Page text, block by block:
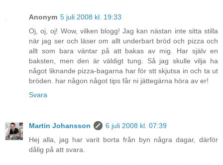
Anonym 5 juli 2008 kl. 19:33
Oj, oj, oj! Wow, vilken blogg! Jag kan nästan inte sitta stilla
när jag ser och läser om allt underbart bröd och pizza och
allt som bara väntar på att bakas av mig. Har själv en
baksten, men den är väldigt tung. Så jag skulle vilja ha
något liknande pizza-bagarna har för stt skjutsa in och ta ut
bröden. har någon något tips får ni jättegärna höra av er!
Svara
Martin Johansson
6 juli 2008 kl. 07:39
Hej alla, jag har varit borta från byn några dagar, därför
dålig på att svara.